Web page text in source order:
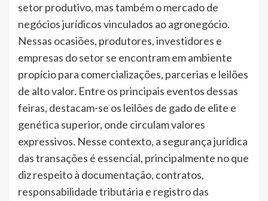
setor produtivo, mas também o mercado de
negócios jurídicos vinculados ao agronegócio.
Nessas ocasiões, produtores, investidores e
empresas do setor se encontram em ambiente
propício para comercializações, parcerias e leilões
de alto valor. Entre os principais eventos dessas
feiras, destacam-se os leilões de gado de elite e
genética superior, onde circulam valores
expressivos. Nesse contexto, a segurança jurídica
das transações é essencial, principalmente no que
diz respeito à documentação, contratos,
responsabilidade tributária e registro das